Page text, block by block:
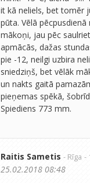
it kā neliels, bet tomēr
pūta. Vēlā
mākoņi, jau pēc
apmācās, dažas
pie -12, neilgi uzbira
sniedziņš, bet vēlāk
un nakts gaitā
pieņemas spēkā, šobrīd
Spiediens 773 mm.
Raitis Sametis - Rīga -
25.02.2018 08:48